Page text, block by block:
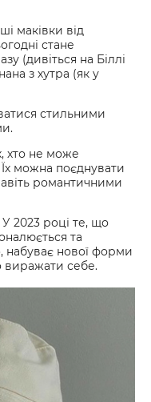
маківки від
стане
(дивіться на Біллі
з хутра (як у
стильними
хто не може
можна поєднувати
романтичними
У 2023 році те, що
та
набуває нової форми
виражати себе.